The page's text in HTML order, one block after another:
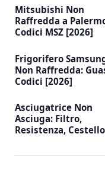
Mitsubishi Non
Raffredda a
Codici MSZ [2026]
Frigorifero
Non Raffredda:
Codici [2026]
Asciugatrice Non
Asciuga: Filtro,
Resistenza, Cestello